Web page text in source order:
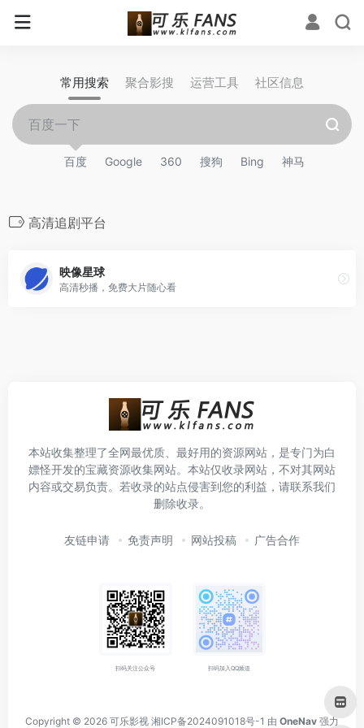
常用搜索 聚合影搜 运营工具 社区信息
百度 Google 360 搜狗 Bing 神马
高清追剧平台
映像星球
高清秒播，免费大片随心看
本站收集整理了全网最优质、最好用的资源网站，是专门为白
嫖怪开发的宝藏资源收集网站。本站仅收录网站，不对其网站
内容或交易负责。若收录的站点侵害到您的利益，请联系我们
删除收录。
友链申请 免责声明 网站投稿 广告合作
扫码关注公众号 扫码加入QQ频道
Copyright © 2026 可乐影视 湘ICP备2024091018号-1 由 OneNav 强力